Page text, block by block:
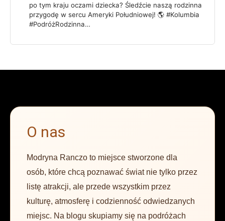
po tym kraju oczami dziecka? Śledźcie naszą rodzinna
przygodę w sercu Ameryki Południowej! 🌎 #Kolumbia
#PodróżRodzinna…
O nas
Modryna Ranczo to miejsce stworzone dla
osób, które chcą poznawać świat nie tylko przez
listę atrakcji, ale przede wszystkim przez
kulturę, atmosferę i codzienność odwiedzanych
miejsc. Na blogu skupiamy się na podróżach